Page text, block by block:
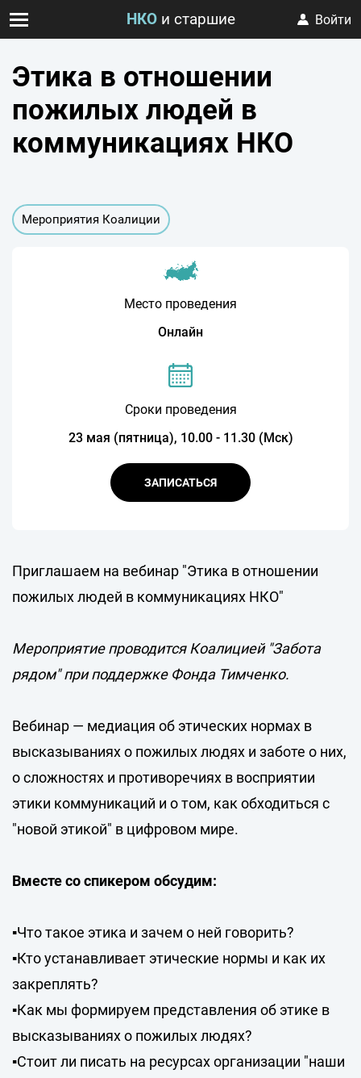
НКОи старшие Войти
Этика в отношении
пожилых людей в
коммуникациях НКО
Мероприятия Коалиции
Место проведения
Онлайн
Сроки проведения
23 мая (пятница), 10.00 - 11.30 (Мск)
ЗАПИСАТЬСЯ
Приглашаем на вебинар "Этика в отношении
пожилых людей в коммуникациях НКО"
Мероприятие проводится Коалицией "Забота
рядом" при поддержке Фонда Тимченко.
Вебинар — медиация об этических нормах в
высказываниях о пожилых людях и заботе о них,
о сложностях и противоречиях в восприятии
этики коммуникаций и о том, как обходиться с
"новой этикой" в цифровом мире.
Вместе со спикером обсудим:
▪️Что такое этика и зачем о ней говорить?
▪️Кто устанавливает этические нормы и как их
закреплять?
▪️Как мы формируем представления об этике в
высказываниях о пожилых людях?
▪️Стоит ли писать на ресурсах организации "наши